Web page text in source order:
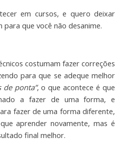
em cursos, e quero deixar
para que você não desanime.
costumam fazer correções
para que se adeque melhor
de ponta”, o que acontece é que
a fazer de uma forma, e
fazer de uma forma diferente,
aprender novamente, mas é
final melhor.